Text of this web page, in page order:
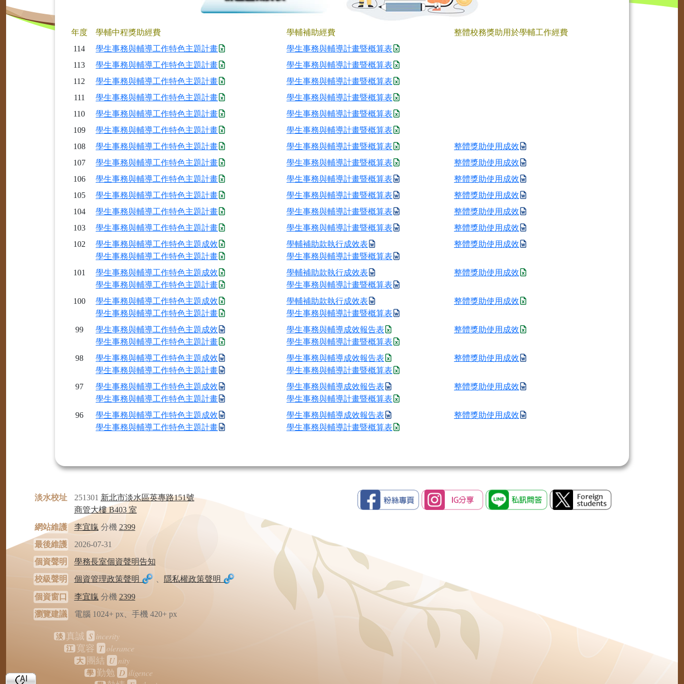
年度 學輔中程獎助經費 學輔補助經費
整體校務獎助用於學輔工作經費
114
學生事務與輔導工作特色主題計畫
學生事務與輔導計畫暨概算表
113
學生事務與輔導工作特色主題計畫
學生事務與輔導計畫暨概算表
112
學生事務與輔導工作特色主題計畫
學生事務與輔導計畫暨概算表
111
學生事務與輔導工作特色主題計畫
學生事務與輔導計畫暨概算表
110
學生事務與輔導工作特色主題計畫
學生事務與輔導計畫暨概算表
109
學生事務與輔導工作特色主題計畫
學生事務與輔導計畫暨概算表
108
學生事務與輔導工作特色主題計畫 學生事務與輔導計畫暨概算表
整體獎助使用成效
107
學生事務與輔導工作特色主題計畫 學生事務與輔導計畫暨概算表
整體獎助使用成效
106
學生事務與輔導工作特色主題計畫 學生事務與輔導計畫暨概算表
整體獎助使用成效
105
學生事務與輔導工作特色主題計畫 學生事務與輔導計畫暨概算表
整體獎助使用成效
104
學生事務與輔導工作特色主題計畫 學生事務與輔導計畫暨概算表
整體獎助使用成效
103
學生事務與輔導工作特色主題計畫 學生事務與輔導計畫暨概算表
整體獎助使用成效
102
學生事務與輔導工作特色主題成效
學生事務與輔導工作特色主題計畫
學輔補助款執行成效表
學生事務與輔導計畫暨概算表
整體獎助使用成效
101
學生事務與輔導工作特色主題成效
學生事務與輔導工作特色主題計畫
學輔補助款執行成效表
學生事務與輔導計畫暨概算表
整體獎助使用成效
100
學生事務與輔導工作特色主題成效
學生事務與輔導工作特色主題計畫
學輔補助款執行成效表
學生事務與輔導計畫暨概算表
整體獎助使用成效
99
學生事務與輔導工作特色主題成效
學生事務與輔導工作特色主題計畫
學生事務與輔導成效報告表
學生事務與輔導計畫暨概算表
整體獎助使用成效
98
學生事務與輔導工作特色主題成效
學生事務與輔導工作特色主題計畫
學生事務與輔導成效報告表
學生事務與輔導計畫暨概算表
整體獎助使用成效
97
學生事務與輔導工作特色主題成效
學生事務與輔導工作特色主題計畫
學生事務與輔導成效報告表
學生事務與輔導計畫暨概算表
整體獎助使用成效
96
學生事務與輔導工作特色主題成效
學生事務與輔導工作特色主題計畫
學生事務與輔導成效報告表
學生事務與輔導計畫暨概算表
整體獎助使用成效
淡水校址 251301 新北市淡水區英專路151號
商管大樓 B403 室
網站維護
李宜靝 分機 2399
最後維護
2026-07-31
個資聲明
學務長室個資聲明告知
校級聲明
個資管理政策聲明 隱私權政策聲明
個資窗口 李宜靝 分機 2399
瀏覽建議
電腦 1024+ px、手機 420+ px
淡 真誠 S incerity
江 寬容 T olerance
大 團結 U nity
學 勤勉 D iligence